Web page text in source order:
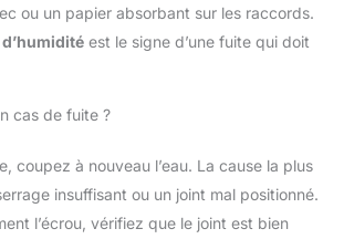
ou un papier absorbant sur les raccords.
est le signe d’une fuite qui doit
cas de fuite ?
coupez à nouveau l’eau. La cause la plus
insuffisant ou un joint mal positionné.
l’écrou, vérifiez que le joint est bien